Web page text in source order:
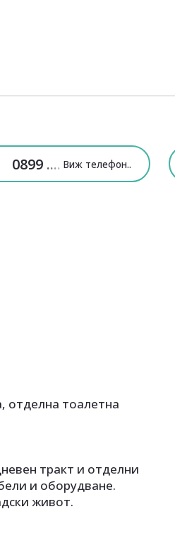
0899 .... Виж телефон..
отделна тоалетна
тракт и отделни
и оборудване.
живот.